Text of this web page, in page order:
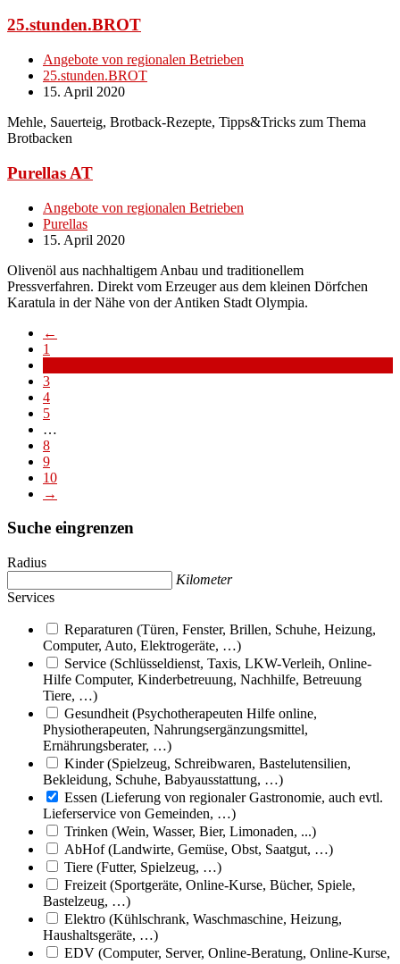
25.stunden.BROT
Angebote von regionalen Betrieben
25.stunden.BROT
15. April 2020
Mehle, Sauerteig, Brotback-Rezepte, Tipps&Tricks zum Thema
Brotbacken
Purellas AT
Angebote von regionalen Betrieben
Purellas
15. April 2020
Olivenöl aus nachhaltigem Anbau und traditionellem
Pressverfahren. Direkt vom Erzeuger aus dem kleinen Dörfchen
Karatula in der Nähe von der Antiken Stadt Olympia.
←
1
3
4
5
…
8
9
10
→
Suche eingrenzen
Radius
Kilometer
Services
Reparaturen (Türen, Fenster, Brillen, Schuhe, Heizung,
Computer, Auto, Elektrogeräte, …)
Service (Schlüsseldienst, Taxis, LKW-Verleih, Online-
Hilfe Computer, Kinderbetreuung, Nachhilfe, Betreuung
Tiere, …)
Gesundheit (Psychotherapeuten Hilfe online,
Physiotherapeuten, Nahrungsergänzungsmittel,
Ernährungsberater, …)
Kinder (Spielzeug, Schreibwaren, Bastelutensilien,
Bekleidung, Schuhe, Babyausstattung, …)
Essen (Lieferung von regionaler Gastronomie, auch evtl.
Lieferservice von Gemeinden, …)
Trinken (Wein, Wasser, Bier, Limonaden, ...)
AbHof (Landwirte, Gemüse, Obst, Saatgut, …)
Tiere (Futter, Spielzeug, …)
Freizeit (Sportgeräte, Online-Kurse, Bücher, Spiele,
Bastelzeug, …)
Elektro (Kühlschrank, Waschmaschine, Heizung,
Haushaltsgeräte, …)
EDV (Computer, Server, Online-Beratung, Online-Kurse,